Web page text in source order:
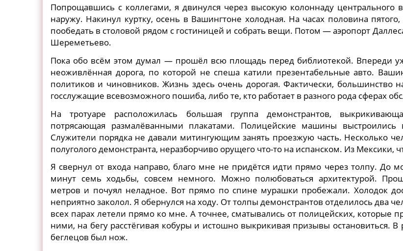
Попрощавшись с коллегами, я двинулся через высокую колоннаду центрального
наружу. Накинул куртку, осень в Вашингтоне холодная. На часах половина
пообедать в столовой рядом с гостиницей и собрать вещи. Потом — аэропорт
Шереметьево.
Пока обо всём этом думал — прошёл всю площадь перед библиотекой. Впереди
неоживлённая дорога, по которой не спеша катили презентабельные авто.
политиков и чиновников. Жизнь здесь очень дорогая. Фактически, большинство
госслужащие всевозможного пошиба, либо те, кто работает в разного рода сферах
На тротуаре расположилась большая группа демонстрантов,
потрясающая размалёванными плакатами. Полицейские машины выстроились
Служители порядка не давали митингующим занять проезжую часть. Несколько
полуголого демонстранта, неразборчиво орущего что-то на испанском. Из Мексики,
Я свернул от входа направо, благо мне не придётся идти прямо через толпу. До
минут семь ходьбы, совсем немного. Можно полюбоваться архитектурой.
метров и почуял неладное. Вот прямо по спине мурашки пробежали. Холодок
неприятно заколол. Я обернулся на ходу. От толпы демонстрантов отделилось два
всех парах летели прямо ко мне. А точнее, сматывались от полицейских, которые
ними, на бегу расстёгивая кобуры и истошно выкрикивая призывы остановиться. В
беглецов был нож.